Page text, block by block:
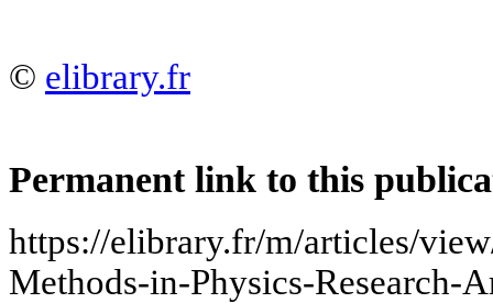
© elibrary.fr
Permanent link to this
https://elibrary.fr/m/articles/
Methods-in-Physics-Research-